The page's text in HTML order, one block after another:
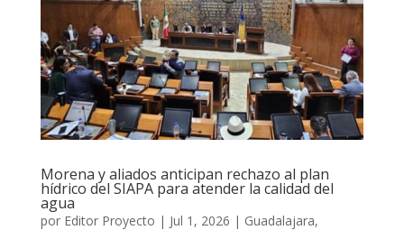
Morena y aliados anticipan rechazo al plan
hídrico del SIAPA para atender la calidad del
agua
por Editor Proyecto | Jul 1, 2026 | Guadalajara,